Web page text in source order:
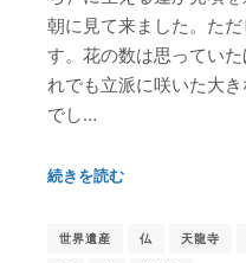
朝に見て来ました。た
す。花の数は思ってい
れでも立派に咲いた大
でし…
続きを読む
世界遺産 仏 天龍寺